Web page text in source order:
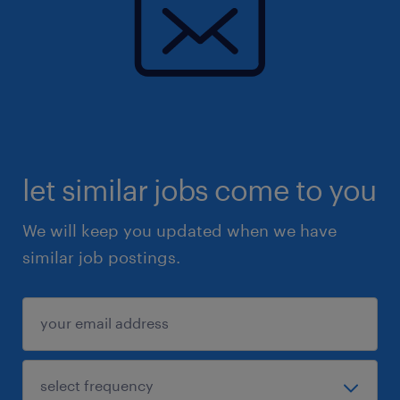
krydsfeltet mellem det store strategiske
overblik og den praktiske udførelse. Du
venter ikke på, at andre tager teten, men
forsvarsteknologi, er det et ufravigeligt krav
for ansættelsen, at du kan opnå
sikkerhedsgodkendelse.
ansøgning og kontakt
Er du klar til at tage ejerskab som Head of
let similar jobs come to you
We will keep you updated when we have
similar job postings.